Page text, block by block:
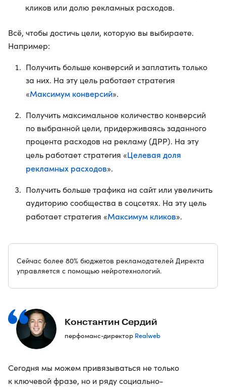
кликов или долю рекламных расходов.
Всё, чтобы достичь цели, которую вы выбираете.
Например:
Получить больше конверсий и заплатить только
за них. На эту цель работает стратегия
«Максимум конверсий».
Получить максимальное количество конверсий
по выбранной цели, придерживаясь заданного
процента расходов на рекламу (ДРР). На эту
цель работает стратегия «Целевая доля
рекламных расходов».
Получить больше трафика на сайт или увеличить
аудиторию сообщества в соцсетях. На эту цель
работает стратегия «Максимум кликов».
Сейчас более 80% бюджетов рекламодателей Директа
управляется с помощью нейротехнологий.
Константин Сердий
перфоманс-директор Realweb
Сегодня мы можем привязываться не только
к ключевой фразе, но и ряду социально-